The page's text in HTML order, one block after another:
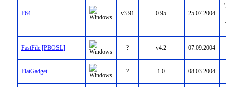
F64 v3.91 0.95 25.07.2004
FastFile [PBOSL] ? v4.2 07.09.2004
FlatGadget ? 1.0 08.03.2004